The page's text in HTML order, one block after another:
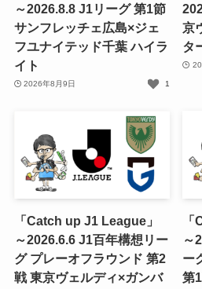
～2026.8.8 J1リーグ 第1節
サンフレッチェ広島×ジェ
フユナイテッド千葉 ハイラ
イト
2026年8月9日 1
京
タ
「Catch up J1 League」
～2026.6.6 J1百年構想リー
グ プレーオフラウンド 第2
戦 東京ヴェルディ×ガンバ
～
ー
第